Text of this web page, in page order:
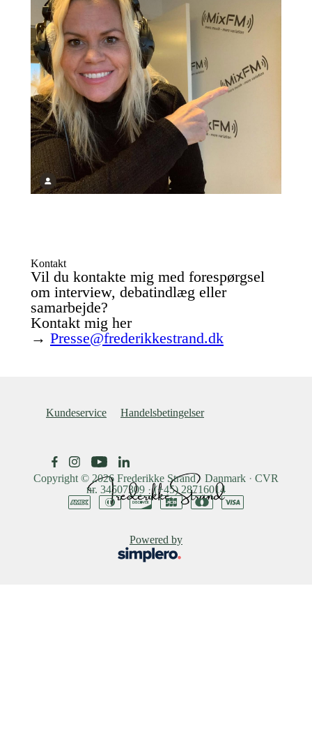
Kontakt
Vil du kontakte mig med forespørgsel
om interview, debatindlæg eller
samarbejde?
Kontakt mig her
→ Presse@frederikkestrand.dk
Kundeservice Handelsbetingelser
Copyright © 2026 Frederikke Strand· Danmark · CVR
nr. 34507309 ·(+45) 28716014
Powered by